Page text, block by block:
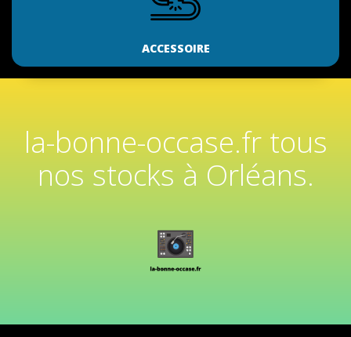
ACCESSOIRE
la-bonne-occase.fr tous
nos stocks à Orléans.